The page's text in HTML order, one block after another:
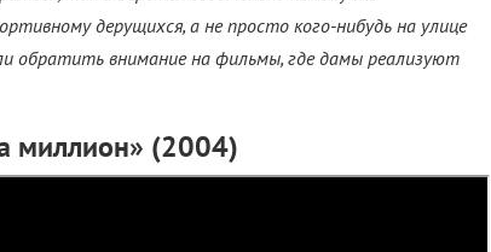
дерущихся, а не просто кого-нибудь на улице
обратить внимание на фильмы, где дамы реализуют
миллион» (2004)